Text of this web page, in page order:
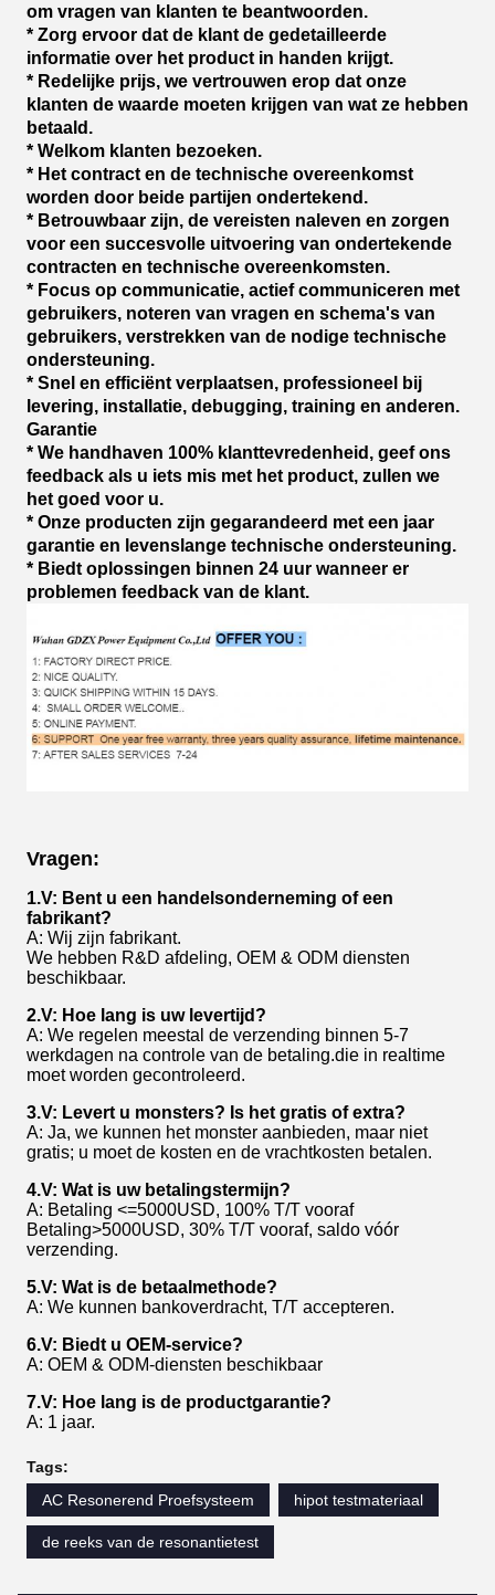
om vragen van klanten te beantwoorden.
* Zorg ervoor dat de klant de gedetailleerde
informatie over het product in handen krijgt.
* Redelijke prijs, we vertrouwen erop dat onze
klanten de waarde moeten krijgen van wat ze hebben
betaald.
* Welkom klanten bezoeken.
* Het contract en de technische overeenkomst
worden door beide partijen ondertekend.
* Betrouwbaar zijn, de vereisten naleven en zorgen
voor een succesvolle uitvoering van ondertekende
contracten en technische overeenkomsten.
* Focus op communicatie, actief communiceren met
gebruikers, noteren van vragen en schema's van
gebruikers, verstrekken van de nodige technische
ondersteuning.
* Snel en efficiënt verplaatsen, professioneel bij
levering, installatie, debugging, training en anderen.
Garantie
* We handhaven 100% klanttevredenheid, geef ons
feedback als u iets mis met het product, zullen we
het goed voor u.
* Onze producten zijn gegarandeerd met een jaar
garantie en levenslange technische ondersteuning.
* Biedt oplossingen binnen 24 uur wanneer er
problemen feedback van de klant.
Vragen:
1.V: Bent u een handelsonderneming of een
fabrikant?
A: Wij zijn fabrikant.
We hebben R&D afdeling, OEM & ODM diensten
beschikbaar.
2.V: Hoe lang is uw levertijd?
A: We regelen meestal de verzending binnen 5-7
werkdagen na controle van de betaling.die in realtime
moet worden gecontroleerd.
3.V: Levert u monsters? Is het gratis of extra?
A: Ja, we kunnen het monster aanbieden, maar niet
gratis; u moet de kosten en de vrachtkosten betalen.
4.V: Wat is uw betalingstermijn?
A: Betaling <=5000USD, 100% T/T vooraf
Betaling>5000USD, 30% T/T vooraf, saldo vóór
verzending.
5.V: Wat is de betaalmethode?
A: We kunnen bankoverdracht, T/T accepteren.
6.V: Biedt u OEM-service?
A: OEM & ODM-diensten beschikbaar
7.V: Hoe lang is de productgarantie?
A: 1 jaar.
Tags:
AC Resonerend Proefsysteem
hipot testmateriaal
de reeks van de resonantietest